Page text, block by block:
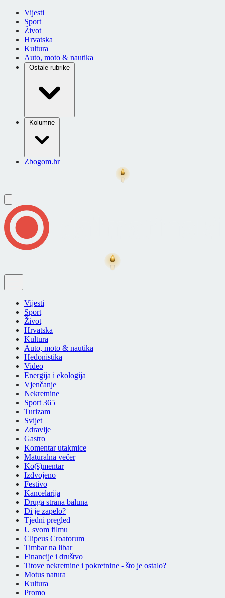
Vijesti
Sport
Život
Hrvatska
Kultura
Auto, moto & nautika
Ostale rubrike
Kolumne
Zbogom.hr
Vijesti
Sport
Život
Hrvatska
Kultura
Auto, moto & nautika
Hedonistika
Video
Energija i ekologija
Vjenčanje
Nekretnine
Sport 365
Turizam
Svijet
Zdravlje
Gastro
Komentar utakmice
Maturalna večer
Ko(š)mentar
Izdvojeno
Festivo
Kancelarija
Druga strana baluna
Di je zapelo?
Tjedni pregled
U svom filmu
Clipeus Croatorum
Timbar na libar
Financije i društvo
Titove nekretnine i pokretnine - što je ostalo?
Motus natura
Kultura
Promo